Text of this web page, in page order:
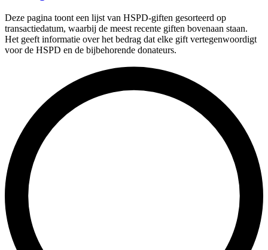
Deze pagina toont een lijst van HSPD-giften gesorteerd op
transactiedatum, waarbij de meest recente giften bovenaan staan.
Het geeft informatie over het bedrag dat elke gift vertegenwoordigt
voor de HSPD en de bijbehorende donateurs.